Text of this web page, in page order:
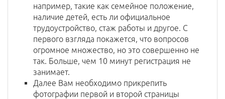
например, такие как семейное положение,
наличие детей, есть ли официальное
трудоустройство, стаж работы и другое. С
первого взгляда покажется, что вопросов
огромное множество, но это совершенно не
так. Больше, чем 10 минут регистрация не
занимает.
Далее Вам необходимо прикрепить
фотографии первой и второй страницы